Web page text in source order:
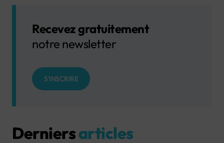
Recevez gratuitement
notre newsletter
S'INSCRIRE
Derniersarticles